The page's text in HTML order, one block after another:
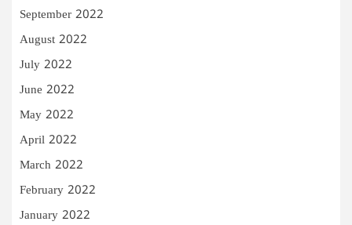
September 2022
August 2022
July 2022
June 2022
May 2022
April 2022
March 2022
February 2022
January 2022